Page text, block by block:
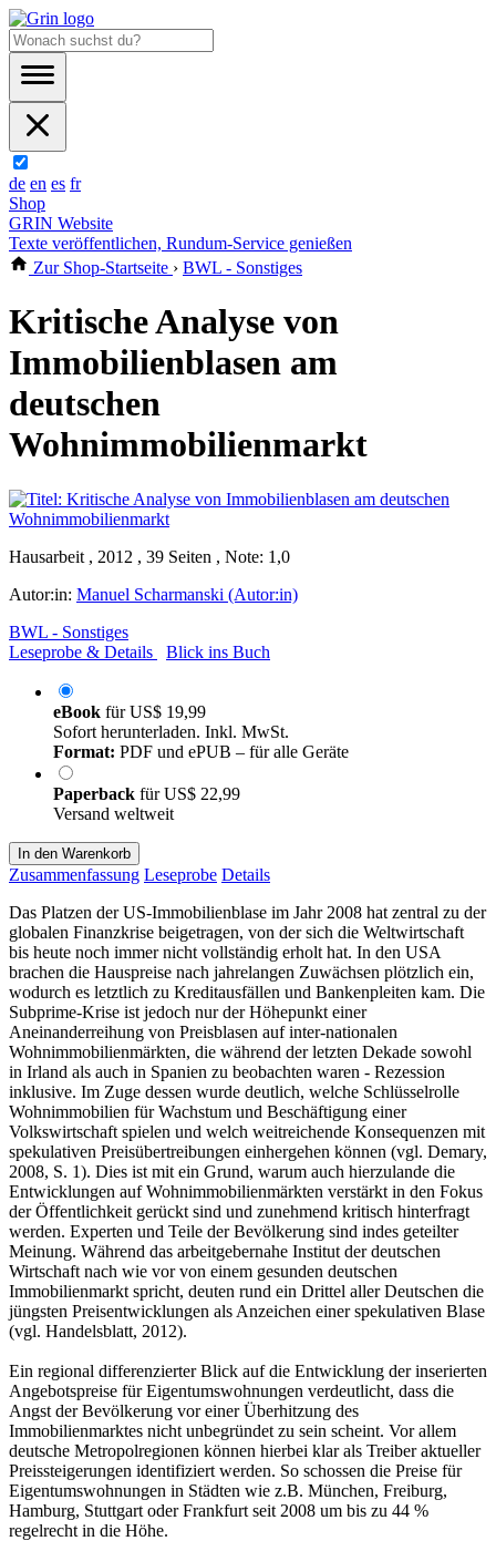
de en es fr
Shop
GRIN Website
Texte veröffentlichen, Rundum-Service genießen
Zur Shop-Startseite › BWL - Sonstiges
Kritische Analyse von
Immobilienblasen am
deutschen
Wohnimmobilienmarkt
Hausarbeit , 2012 , 39 Seiten , Note: 1,0
Autor:in: Manuel Scharmanski (Autor:in)
BWL - Sonstiges
Leseprobe & Details
Blick ins Buch
eBook fürUS$ 19,99
Sofort herunterladen. Inkl. MwSt.
Format: PDF und ePUB – für alle Geräte
Paperback fürUS$ 22,99
Versand weltweit
In den Warenkorb
Zusammenfassung Leseprobe Details
Das Platzen der US-Immobilienblase im Jahr 2008 hat zentral zu der
globalen Finanzkrise beigetragen, von der sich die Weltwirtschaft
bis heute noch immer nicht vollständig erholt hat. In den USA
brachen die Hauspreise nach jahrelangen Zuwächsen plötzlich ein,
wodurch es letztlich zu Kreditausfällen und Bankenpleiten kam. Die
Subprime-Krise ist jedoch nur der Höhepunkt einer
Aneinanderreihung von Preisblasen auf inter-nationalen
Wohnimmobilienmärkten, die während der letzten Dekade sowohl
in Irland als auch in Spanien zu beobachten waren - Rezession
inklusive. Im Zuge dessen wurde deutlich, welche Schlüsselrolle
Wohnimmobilien für Wachstum und Beschäftigung einer
Volkswirtschaft spielen und welch weitreichende Konsequenzen mit
spekulativen Preisübertreibungen einhergehen können (vgl. Demary,
2008, S. 1). Dies ist mit ein Grund, warum auch hierzulande die
Entwicklungen auf Wohnimmobilienmärkten verstärkt in den Fokus
der Öffentlichkeit gerückt sind und zunehmend kritisch hinterfragt
werden. Experten und Teile der Bevölkerung sind indes geteilter
Meinung. Während das arbeitgebernahe Institut der deutschen
Wirtschaft nach wie vor von einem gesunden deutschen
Immobilienmarkt spricht, deuten rund ein Drittel aller Deutschen die
jüngsten Preisentwicklungen als Anzeichen einer spekulativen Blase
(vgl. Handelsblatt, 2012).
Ein regional differenzierter Blick auf die Entwicklung der inserierten
Angebotspreise für Eigentumswohnungen verdeutlicht, dass die
Angst der Bevölkerung vor einer Überhitzung des
Immobilienmarktes nicht unbegründet zu sein scheint. Vor allem
deutsche Metropolregionen können hierbei klar als Treiber aktueller
Preissteigerungen identifiziert werden. So schossen die Preise für
Eigentumswohnungen in Städten wie z.B. München, Freiburg,
Hamburg, Stuttgart oder Frankfurt seit 2008 um bis zu 44 %
regelrecht in die Höhe.